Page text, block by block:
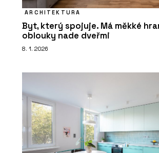
ARCHITEKTURA
Byt, který spojuje. Má měkké
oblouky nade dveřmi
8. 1. 2026